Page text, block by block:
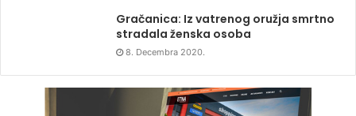
Gračanica: Iz vatrenog oružja smrtno
stradala ženska osoba
8. Decembra 2020.